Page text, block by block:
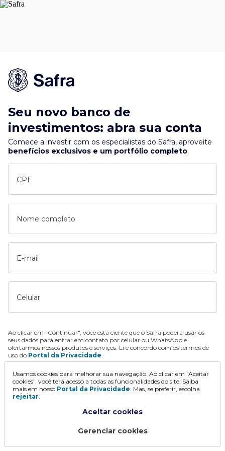
Seu novo banco de
investimentos: abra sua conta
Comece a investir com os especialistas do Safra, aproveite
benefícios exclusivos e um portfólio completo.
CPF
Nome completo
E-mail
Celular
Ao clicar em "Continuar", você está ciente que o Safra poderá usar os
seus dados para entrar em contato por celular ou WhatsApp e
ofertarmos nossos produtos e serviços. Li e concordo com os termos de
uso do Portal da Privacidade.
Continuar
Usamos cookies para melhorar sua navegação. Ao clicar em "Aceitar
cookies", você terá acesso a todas as funcionalidades do site. Saiba
mais em nosso Portal da Privacidade. Mas, se preferir, escolha
rejeitar.
Aceitar cookies
Gerenciar cookies